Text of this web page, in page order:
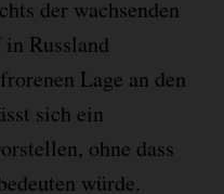
der wachsenden
Russland
Lage an den
sich ein
ohne dass
würde.